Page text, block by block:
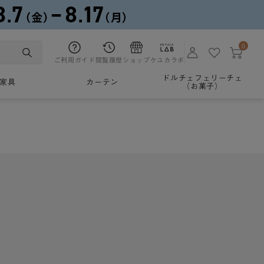
ご利用ガイド 閲覧履歴 ショップケユカラボ
0
家具 カーテン
ドルチェフェリーチェ
（お菓子）